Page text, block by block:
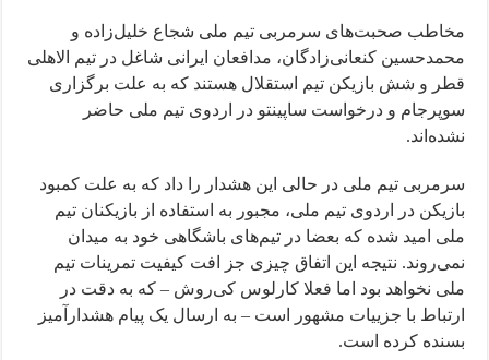
مخاطب صحبت‌های سرمربی تیم ملی شجاع خلیل‌زاده و
محمدحسین کنعانی‌زادگان، مدافعان ایرانی شاغل در تیم الاهلی
قطر و شش بازیکن تیم استقلال هستند که به علت برگزاری
سوپرجام و درخواست ساپینتو در اردوی تیم ملی حاضر
نشده‌اند.
سرمربی تیم ملی در حالی این هشدار را داد که به علت کمبود
بازیکن در اردوی تیم ملی، مجبور به استفاده از بازیکنان تیم
ملی امید شده که بعضا در تیم‌های باشگاهی خود به میدان
نمی‌روند. نتیجه این اتفاق چیزی جز افت کیفیت تمرینات تیم
ملی نخواهد بود اما فعلا کارلوس کی‌روش – که به دقت در
ارتباط با جزییات مشهور است – به ارسال یک پیام هشدارآمیز
بسنده کرده است.